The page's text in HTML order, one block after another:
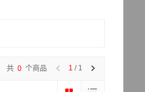
1 / 1
共 0 个商品